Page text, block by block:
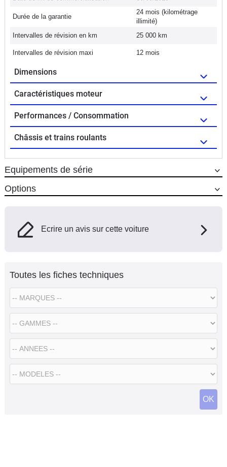
Durée de la garantie
24 mois (kilométrage
illimité)
Intervalles de révision en km
25 000 km
Intervalles de révision maxi 12 mois
Dimensions
Caractéristiques moteur
Performances / Consommation
Châssis et trains roulants
Equipements de série
Options
Ecrire un avis sur cette voiture
Toutes les fiches techniques